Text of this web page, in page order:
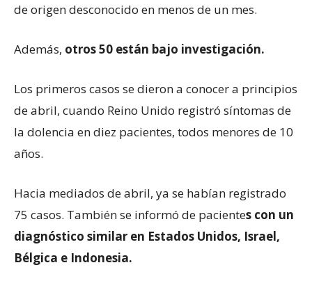
de origen desconocido en menos de un mes.
Además, otros 50 están bajo investigación.
Los primeros casos se dieron a conocer a principios
de abril, cuando Reino Unido registró síntomas de
la dolencia en diez pacientes, todos menores de 10
años.
Hacia mediados de abril, ya se habían registrado
75 casos. También se informó de pacientes con un
diagnóstico similar en Estados Unidos, Israel,
Bélgica e Indonesia.